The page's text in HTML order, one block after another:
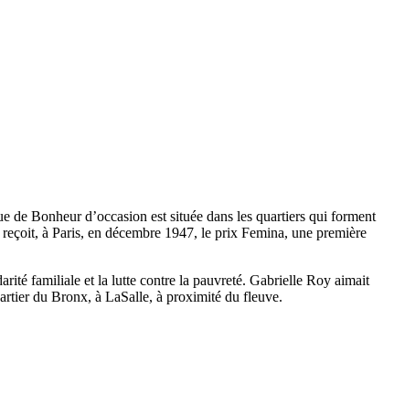
Bonheur d’occasion est située dans les quartiers qui forment
à Paris, en décembre 1947, le prix Femina, une première
familiale et la lutte contre la pauvreté. Gabrielle Roy aimait
du Bronx, à LaSalle, à proximité du fleuve.